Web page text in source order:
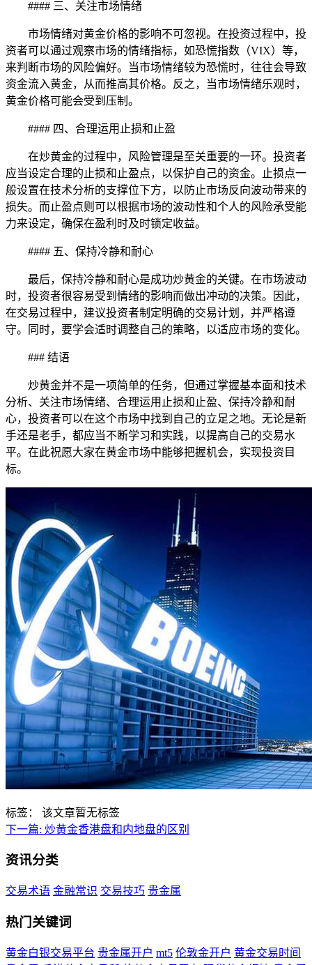
#### 三、关注市场情绪
市场情绪对黄金价格的影响不可忽视。在投资过程中，投
资者可以通过观察市场的情绪指标，如恐慌指数（VIX）等，
来判断市场的风险偏好。当市场情绪较为恐慌时，往往会导致
资金流入黄金，从而推高其价格。反之，当市场情绪乐观时，
黄金价格可能会受到压制。
#### 四、合理运用止损和止盈
在炒黄金的过程中，风险管理是至关重要的一环。投资者
应当设定合理的止损和止盈点，以保护自己的资金。止损点一
般设置在技术分析的支撑位下方，以防止市场反向波动带来的
损失。而止盈点则可以根据市场的波动性和个人的风险承受能
力来设定，确保在盈利时及时锁定收益。
#### 五、保持冷静和耐心
最后，保持冷静和耐心是成功炒黄金的关键。在市场波动
时，投资者很容易受到情绪的影响而做出冲动的决策。因此，
在交易过程中，建议投资者制定明确的交易计划，并严格遵
守。同时，要学会适时调整自己的策略，以适应市场的变化。
### 结语
炒黄金并不是一项简单的任务，但通过掌握基本面和技术
分析、关注市场情绪、合理运用止损和止盈、保持冷静和耐
心，投资者可以在这个市场中找到自己的立足之地。无论是新
手还是老手，都应当不断学习和实践，以提高自己的交易水
平。在此祝愿大家在黄金市场中能够把握机会，实现投资目
标。
标签：
该文章暂无标签
下一篇: 炒黄金香港盘和内地盘的区别
资讯分类
交易术语 金融常识 交易技巧 贵金属
热门关键词
黄金白银交易平台 贵金属开户 mt5 伦敦金开户 黄金交易时间